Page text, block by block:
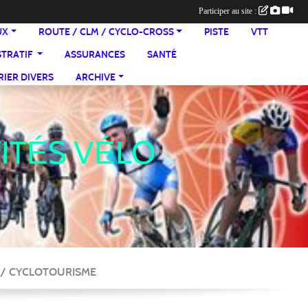
ROUTE / CLM / CYCLO-CROSS PISTE
VTT
ASSURANCES
SANTÉ
DIVERS ARCHIVE
VÉLO
CYCLOTOURISME
Participer au site :
•
•